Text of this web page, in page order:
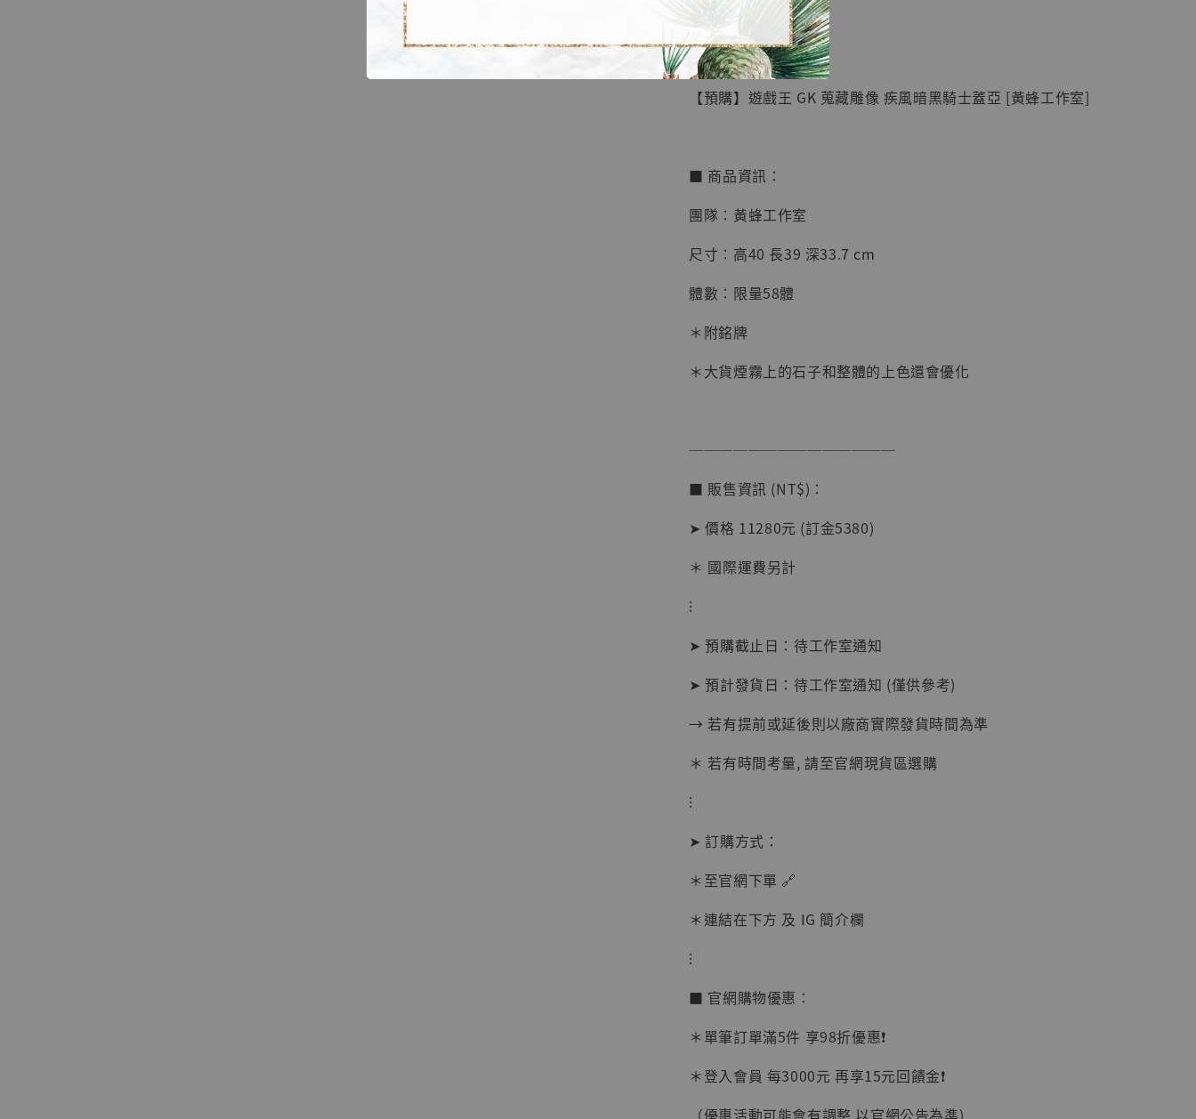
【店內現貨】七龍珠
系列蒐藏雕像 悟空
鳥山明紀念款 [奇蹟
工作室]
NT$ 4,280
- +
加入購物車
【店內現貨】海賊王
系列蒐藏雕像 布魯
克達摩 [7STARS
Studio]
加購優惠【讓子彈飛 鵝城縣長 張麻子 [BK01]】
【現貨】
BJSTUDIO 1/6系列
可動蒐藏人偶 讓子
彈飛 鵝城縣長 張麻
子 [BK01]
- +
🏝【無人島玩具】
【預購】遊戲王 GK 蒐藏雕像 疾風暗黑騎士蓋亞 [黃蜂工作室]
■ 商品資訊：
團隊：黃蜂工作室
尺寸：高40 長39 深33.7 cm
體數：限量58體
＊附銘牌
＊大貨煙霧上的石子和整體的上色還會優化
──────────────
■ 販售資訊 (NT$)：
➤ 價格 11280元 (訂金5380)
＊ 國際運費另計
⁝
➤ 預購截止日：待工作室通知
➤ 預計發貨日：待工作室通知 (僅供參考)
→ 若有提前或延後則以廠商實際發貨時間為準
＊ 若有時間考量, 請至官網現貨區選購
⁝
➤ 訂購方式：
＊至官網下單 🔗
＊連結在下方 及 IG 簡介欄
⁝
■ 官網購物優惠：
＊單筆訂單滿5件 享98折優惠❗️
＊登入會員 每3000元 再享15元回饋金❗️
（優惠活動可能會有調整 以官網公告為準)